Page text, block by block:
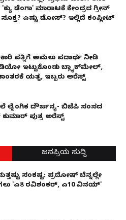
ಡೆಂಗಾ' ಮಾರಾಟಕ್ಕೆ ಕೇಂದ್ರದ ಗ್ರೀನ್
ಎಷ್ಟು ಡೋಸ್? ಇಲ್ಲಿದೆ ಕಂಪ್ಲೀಟ್
ಪತ್ನಿಗೆ ಅಮಲು ಪದಾರ್ಥ ನೀಡಿ
ಇಟ್ಟುಕೊಂಡು ಬ್ಲ್ಯಾಕ್‌ಮೇಲ್,
ಯತ್ನ, ಇಬ್ಬರು ಅರೆಸ್ಟ್
ಲೈಂಗಿಕ ದೌರ್ಜನ್ಯ- ಬಿಜೆಪಿ ಸಂಸದ
ಪುತ್ರ ಅರೆಸ್ಟ್
ಜನಪ್ರಿಯ ಸುದ್ದಿ
ಸಂಕಷ್ಟ: ಪ್ರದೋಷ್ ಬೆನ್ನಲ್ಲೇ
'ಎ8 ರವಿಶಂಕರ್, ಎ10 ವಿನಯ್'